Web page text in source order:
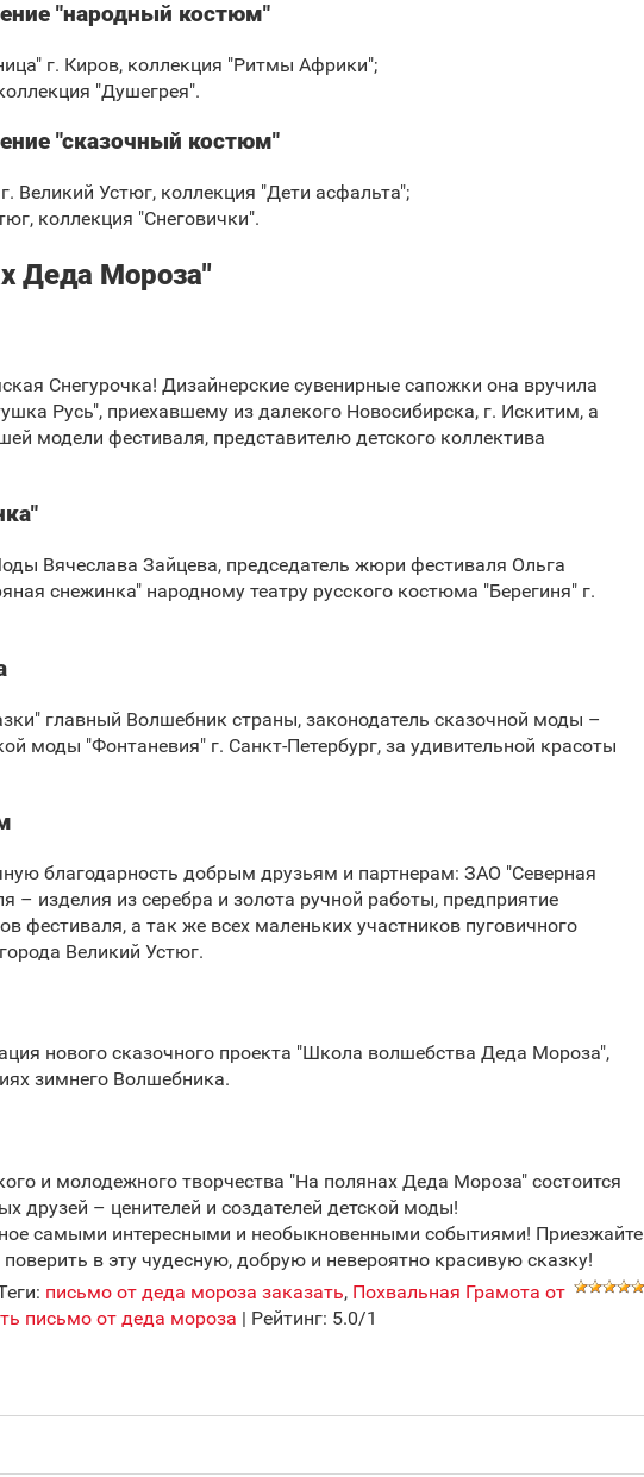
"народный костюм"
г. Киров, коллекция "Ритмы Африки";
"Душегрея".
"сказочный костюм"
Великий Устюг, коллекция "Дети асфальта";
коллекция "Снеговички".
Деда Мороза"
Снегурочка! Дизайнерские сувенирные сапожки она вручила
Русь", приехавшему из далекого Новосибирска, г. Искитим, а
модели фестиваля, представителю детского коллектива
Вячеслава Зайцева, председатель жюри фестиваля Ольга
снежинка" народному театру русского костюма "Берегиня" г.
главный Волшебник страны, законодатель сказочной моды –
моды "Фонтаневия" г. Санкт-Петербург, за удивительной красоты
благодарность добрым друзьям и партнерам: ЗАО "Северная
– изделия из серебра и золота ручной работы, предприятие
фестиваля, а так же всех маленьких участников пуговичного
Великий Устюг.
нового сказочного проекта "Школа волшебства Деда Мороза",
зимнего Волшебника.
и молодежного творчества "На полянах Деда Мороза" состоится
друзей – ценителей и создателей детской моды!
самыми интересными и необыкновенными событиями! Приезжайте
в эту чудесную, добрую и невероятно красивую сказку!
: письмо от деда мороза заказать, Похвальная Грамота от
письмо от деда мороза | Рейтинг: 5.0/1